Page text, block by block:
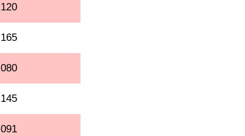
120
165
080
145
091